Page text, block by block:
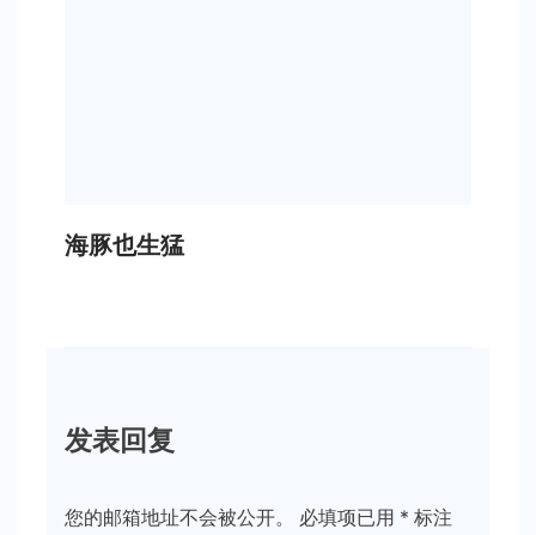
海豚也生猛
发表回复
您的邮箱地址不会被公开。 必填项已用 * 标注